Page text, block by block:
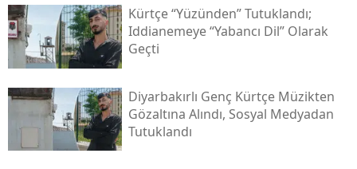
Kürtçe “yüzünden” Tutuklandı;
Iddianemeye “yabancı Dil” Olarak
Geçti
Diyarbakırlı Genç Kürtçe Müzikten
Gözaltına Alındı, Sosyal Medyadan
Tutuklandı